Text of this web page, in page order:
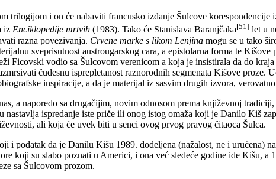
trilogijom i on će nabaviti francusko izdanje Šulcove korespondencije
iz Enciklopedije mrtvih (1983). Tako će Stanislava Baranjčaka[51] let u
razna povezivanja. Crvene marke s likom Lenjina mogu se u tako
sveprisutnost austrougarskog cara, a epistolarna forma te Kišove
Ficovski vodio sa Šulcovom verenicom a koja je insistirala da do
čudesnu isprepletanost raznorodnih segmenata Kišove proze.
inspiracije, a da je materijal iz sasvim drugih izvora,
a naporedo sa drugačijim, novim odnosom prema književnoj
nastavlja ispredanje iste priče ili onog istog omaža koji je Danilo Kiš
ali koja će uvek biti u senci ovog prvog pravog čitaoca Šulca.
i podatak da je Danilu Kišu 1989. dodeljena (nažalost, ne i uručena)
koji su slabo poznati u Americi, i ona već sledeće godine ide Kišu, a
sa Šulcovom prozom.